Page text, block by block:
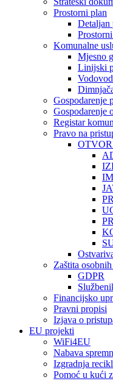
Prostorni plan
Detaljan
Komunalne
Mjesno
Linijski
Gospodarenje
Gospodarenje
Registar
Pravo na
Zaštita
GDPR
Financijsko
Pravni propisi
Izjava o
EU projekti
WiFi4EU
Nabava
Izgradnja
Pomoć u kući